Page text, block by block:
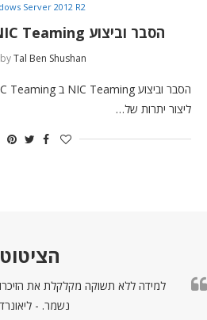
Server 2012 R2
הסבר וביצוע NIC Teaming ב Server 2012
byTal Ben Shushan
ליצור יתרות של…
הציטוט
למידה ללא תשוקה מקלקלת את
נשמר. -